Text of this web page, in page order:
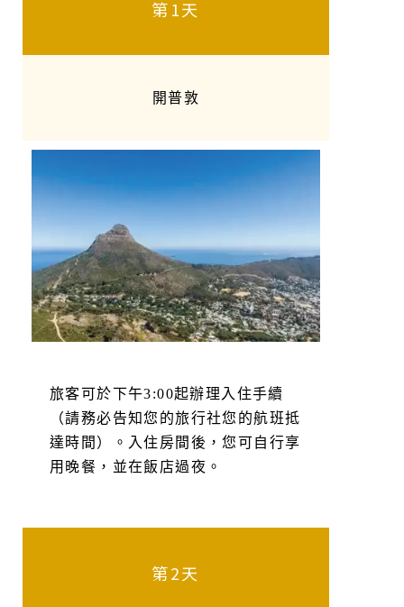
第1天
開普敦
旅客可於下午3:00起辦理入住手續
（請務必告知您的旅行社您的航班抵
達時間）。入住房間後，您可自行享
用晚餐，並在飯店過夜。
第2天